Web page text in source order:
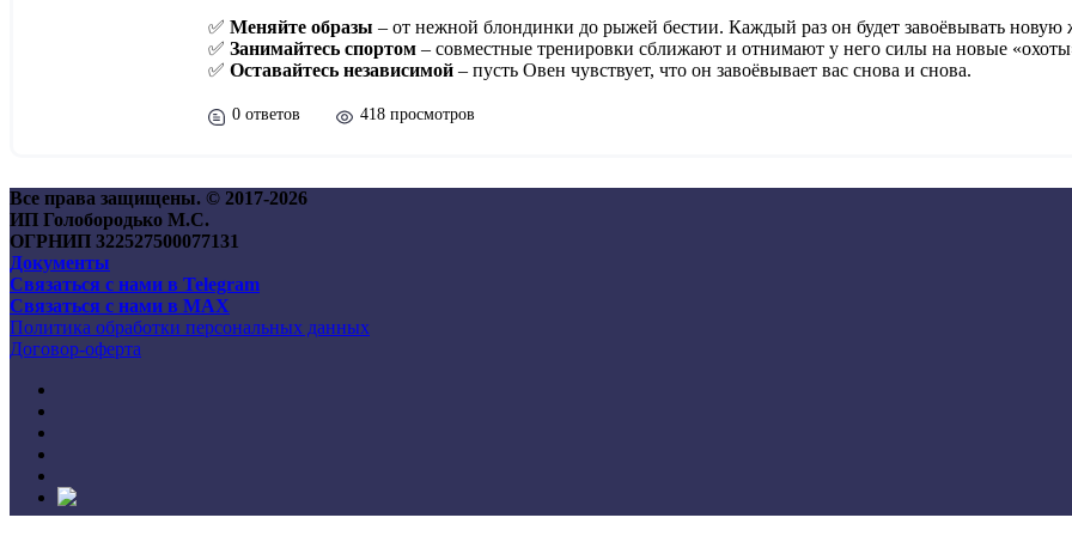
✅ Меняйте образы – от нежной блондинки до рыжей бестии. Каждый раз он будет завоёвывать новую
✅ Занимайтесь спортом – совместные тренировки сближают и отнимают у него силы на новые
✅ Оставайтесь независимой – пусть Овен чувствует, что он завоёвывает вас снова и снова.
0 ответов 418 просмотров
Все права защищены. © 2017-2026
ИП Голобородько М.С.
ОГРНИП 322527500077131
Документы
Связаться с нами в Telegram
Связаться с нами в MAX
Политика обработки персональных данных
Договор-оферта